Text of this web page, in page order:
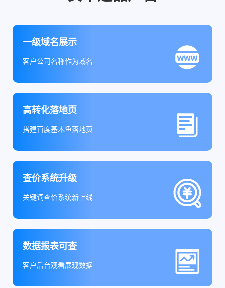
一级域名展示
客户公司名称作为域名
高转化落地页
搭建百度基木鱼落地页
查价系统升级
关键词查价系统新上线
数据报表可查
客户后台观看展现数据